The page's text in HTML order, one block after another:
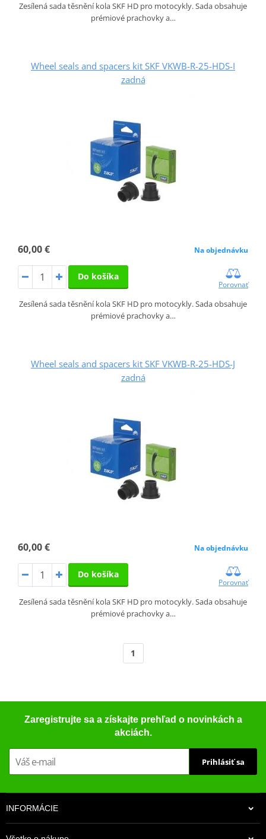
Zesílená sada těsnění kola SKF HD pro motocykly. Sada obsahuje
prémiové prachovky a…
Wheel seals and spacers kit SKF VKWB-R-25-HDS-I
zadná
60,00 € Na objednávku
Do košíka
Porovnať
Zesílená sada těsnění kola SKF HD pro motocykly. Sada obsahuje
prémiové prachovky a…
Wheel seals and spacers kit SKF VKWB-R-25-HDS-J
zadná
60,00 € Na objednávku
Do košíka
Porovnať
Zesílená sada těsnění kola SKF HD pro motocykly. Sada obsahuje
prémiové prachovky a…
1
Zaregistrujte sa a získajte prehľad o novinkách a
akciách.
Prihlásiť sa
INFORMÁCIE